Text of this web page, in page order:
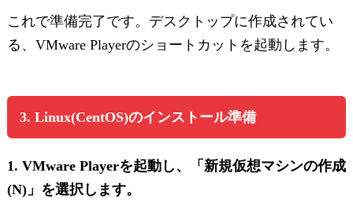
これで準備完了です。デスクトップに作成されてい
る、VMware Playerのショートカットを起動します。
3. Linux(CentOS)のインストール準備
1. VMware Playerを起動し、「新規仮想マシンの作成
(N)」を選択します。